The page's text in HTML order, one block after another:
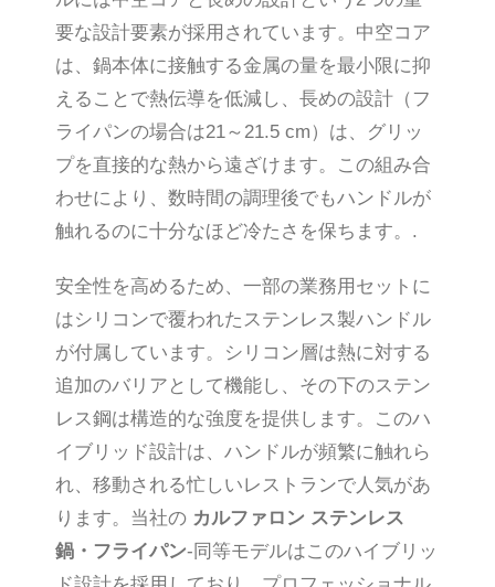
要な設計要素が採用されています。中空コア
は、鍋本体に接触する金属の量を最小限に抑
えることで熱伝導を低減し、長めの設計（フ
ライパンの場合は21～21.5 cm）は、グリッ
プを直接的な熱から遠ざけます。この組み合
わせにより、数時間の調理後でもハンドルが
触れるのに十分なほど冷たさを保ちます。.
安全性を高めるため、一部の業務用セットに
はシリコンで覆われたステンレス製ハンドル
が付属しています。シリコン層は熱に対する
追加のバリアとして機能し、その下のステン
レス鋼は構造的な強度を提供します。このハ
イブリッド設計は、ハンドルが頻繁に触れら
れ、移動される忙しいレストランで人気があ
ります。当社の カルファロン ステンレス
鍋・フライパン-同等モデルはこのハイブリッ